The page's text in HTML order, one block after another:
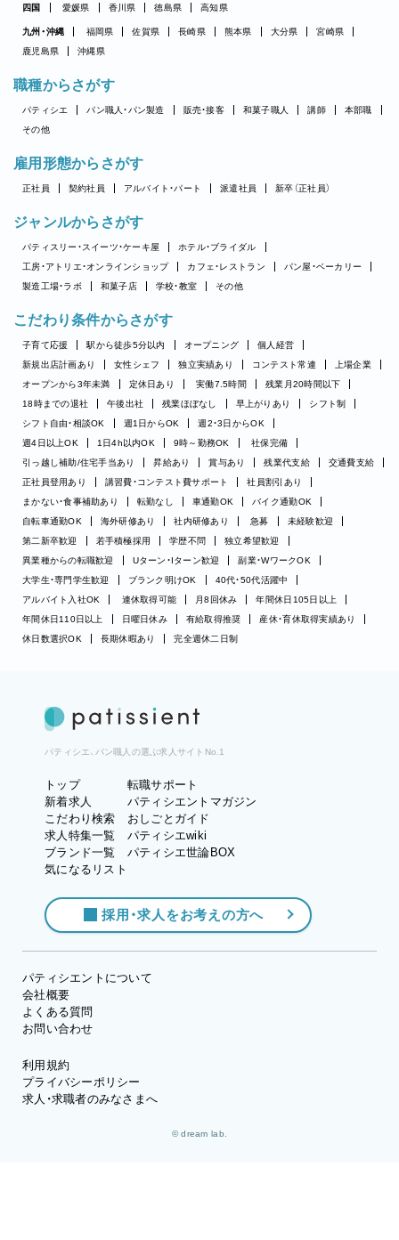
四国 愛媛県 香川県 徳島県 高知県
九州・沖縄 福岡県 佐賀県 長崎県 熊本県 大分県
宮崎県
鹿児島県
沖縄県
職種からさがす
パティシエ パン職人・パン製造 販売・接客 和菓子職人 講師
本部職
その他
雇用形態からさがす
正社員 契約社員 アルバイト・パート 派遣社員 新卒（正社員）
ジャンルからさがす
パティスリー・スイーツ・ケーキ屋
ホテル・ブライダル
工房・アトリエ・オンラインショップ
カフェ・レストラン
パン屋・ベーカリー
製造工場・ラボ
和菓子店 学校・教室 その他
こだわり条件からさがす
子育て応援 駅から徒歩5分以内 オープニング
個人経営
新規出店計画あり
女性シェフ 独立実績あり コンテスト常連
上場企業
オープンから3年未満
定休日あり 実働7.5時間
残業月20時間以下
18時までの退社
午後出社 残業ほぼなし 早上がりあり
シフト制
シフト自由・相談OK
週1日からOK
週2・3日からOK
週4日以上OK
1日4h以内OK 9時～勤務OK
社保完備
引っ越し補助/住宅手当あり
昇給あり 賞与あり 残業代支給
交通費支給
正社員登用あり
講習費・コンテスト費サポート
社員割引あり
まかない・食事補助あり
転勤なし 車通勤OK
バイク通勤OK
自転車通勤OK
海外研修あり 社内研修あり 急募
未経験歓迎
第二新卒歓迎
若手積極採用 学歴不問
独立希望歓迎
異業種からの転職歓迎
Uターン・Iターン歓迎
副業・WワークOK
大学生・専門学生歓迎
ブランク明けOK
40代・50代活躍中
アルバイト入社OK
連休取得可能 月8回休み
年間休日105日以上
年間休日110日以上
日曜日休み 有給取得推奨
産休・育休取得実績あり
休日数選択OK
長期休暇あり 完全週休二日制
パティシエ、パン職人の選ぶ求人サイトNo.1
トップ
新着求人
こだわり検索
求人特集一覧
ブランド一覧
気になるリスト
転職サポート
パティシエントマガジン
おしごとガイド
パティシエwiki
パティシエ世論BOX
採用・求人をお考えの方へ
パティシエントについて
会社概要
よくある質問
お問い合わせ
利用規約
プライバシーポリシー
求人・求職者のみなさまへ
© dream lab.